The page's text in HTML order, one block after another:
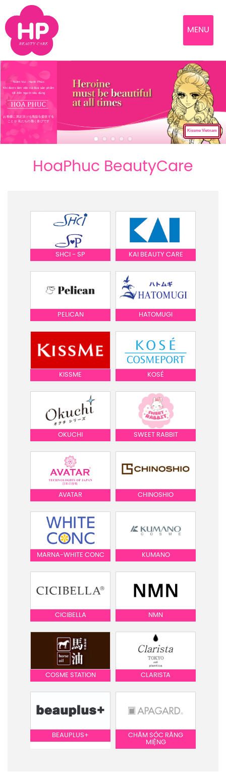
MENU
Niềm Vui - Hạnh Phúc
Khi được làm việc và đưa sản phẩm
tốt đến người tiêu dùng
お客様に満足頂ける商品を提供する
ことが 私たちの働く喜びです
Kissme Vietnam
HoaPhuc BeautyCare
SHCI - SP KAI BEAUTY CARE
PELICAN HATOMUGI
KISSME KOSÉ
OKUCHI SWEET RABBIT
AVATAR CHINOSHIO
MARNA-WHITE CONC KUMANO
CICIBELLA NMN
COSME STATION CLARISTA
BEAUPLUS+
CHĂM SÓC RĂNG
MIỆNG